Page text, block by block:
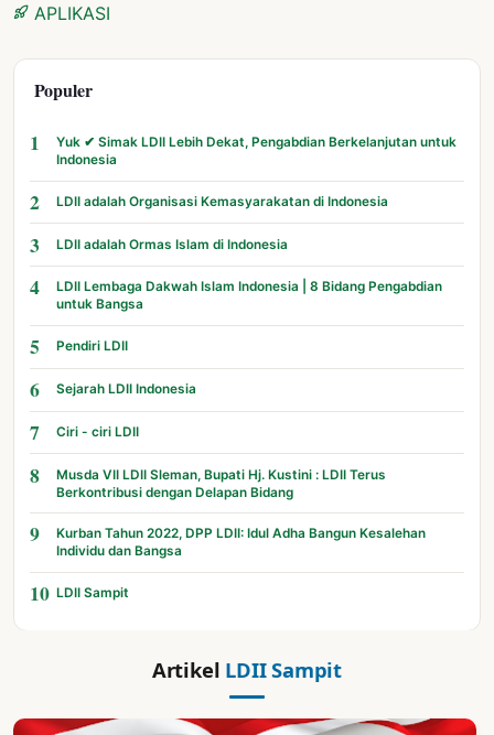
APLIKASI
Populer
1
Yuk ✔ Simak LDII Lebih Dekat, Pengabdian Berkelanjutan untuk
Indonesia
2 LDII adalah Organisasi Kemasyarakatan di Indonesia
3 LDII adalah Ormas Islam di Indonesia
4
LDII Lembaga Dakwah Islam Indonesia | 8 Bidang Pengabdian
untuk Bangsa
5 Pendiri LDII
6 Sejarah LDII Indonesia
7 Ciri - ciri LDII
8
Musda VII LDII Sleman, Bupati Hj. Kustini : LDII Terus
Berkontribusi dengan Delapan Bidang
9
Kurban Tahun 2022, DPP LDII: Idul Adha Bangun Kesalehan
Individu dan Bangsa
10 LDII Sampit
Artikel LDII Sampit